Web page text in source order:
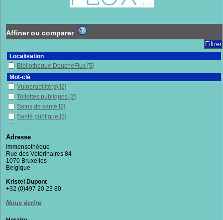
Affiner ou comparer
Localisation
Bibliothèque DoucheFlux [5]
Mot-clé
Vulnérabilité(s) [2]
Toilettes publiques [2]
Soins de santé [2]
Santé publique [2]
Inégalités sociales de santé
Intimité (psychologie)
Urbanisme[1]
Théorie du care
Prévention[1]
Philosophie
Personnes défavorisées
Adresse
Immensothèque
Rue des Vétérinaires 84
1070 Bruxelles
Belgique
Kristel Dupont
+32 (0)497 20 23 80
Nous écrire